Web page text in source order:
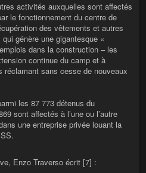
activités auxquelles sont affectés
le fonctionnement du centre de
des vêtements et autres
génère une gigantesque «
dans la construction – les
continue du camp et à
réclamant sans cesse de nouveaux
les 87 773 détenus du
sont affectés à l’une ou l’autre
une entreprise privée louant la
Enzo Traverso écrit [7] :